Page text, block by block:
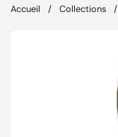
Accueil / Collections /